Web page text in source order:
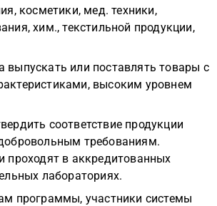
косметики, мед. техники,
хим., текстильной продукции,
или поставлять товары с
высоким уровнем
соответствие продукции
требованиям.
проходят в аккредитованных
лабораториях.
программы, участники системы